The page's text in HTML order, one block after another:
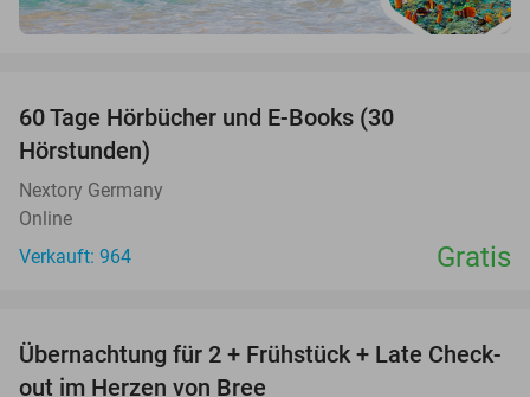
60 Tage Hörbücher und E-Books (30
Hörstunden)
Nextory Germany
Online
Verkauft: 964
Gratis
41%
TODAY
Übernachtung für 2 + Frühstück + Late Check-
out im Herzen von Bree